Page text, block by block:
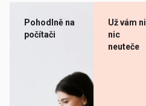
Pohodlně na
počítači
Už vám
nic
neuteče